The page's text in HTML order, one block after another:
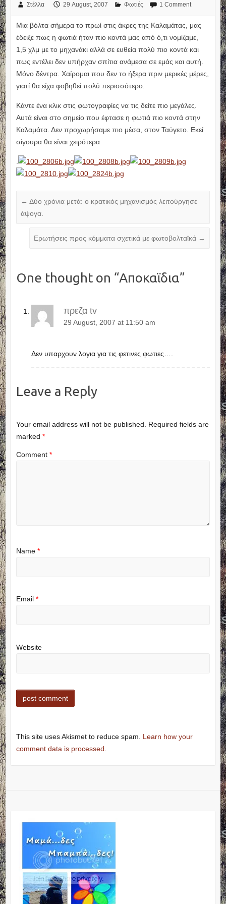
Στέλλα 29 August, 2007 Φωτιές 1 Comment
Μια βόλτα σήμερα το πρωί στις άκρες της Καλαμάτας, μας
έδειξε πως η φωτιά ήταν πιο κοντά μας από ό,τι νομίζαμε,
1,5 χλμ με το μηχανάκι αλλά σε ευθεία πολύ πιο κοντά και
πως εντέλει δεν υπήρχαν σπίτια ανάμεσα σε εμάς και αυτή.
Μόνο δέντρα. Χαίρομαι που δεν το ήξερα πριν μερικές μέρες,
γιατί θα είχα φοβηθεί πολύ περισσότερο.
Κάντε ένα κλικ στις φωτογραφίες να τις δείτε πιο μεγάλες.
Αυτά είναι στο σημείο που έφτασε η φωτιά πιο κοντά στην
Καλαμάτα. Δεν προχωρήσαμε πιο μέσα, στον Ταϋγετο. Εκεί
σίγουρα θα είναι χειρότερα
← Δύο χρόνια μετά: ο κρατικός μηχανισμός λειτούργησε
άψογα.
Ερωτήσεις προς κόμματα σχετικά με φωτοβολταϊκά →
One thought on “Αποκαϊδια”
πρεζα tv
29 August, 2007 at 11:50 am
Δεν υπαρχουν λογια για τις φετινες φωτιες….
Leave a Reply
Your email address will not be published. Required fields are
marked *
Comment *
Name *
Email *
Website
This site uses Akismet to reduce spam. Learn how your
comment data is processed.